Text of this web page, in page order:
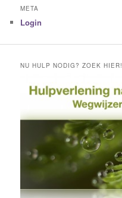
META
Login
NU HULP NODIG? ZOEK HIER!